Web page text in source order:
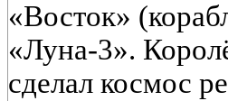
«Восток»
«Луна-3».
сделал космос